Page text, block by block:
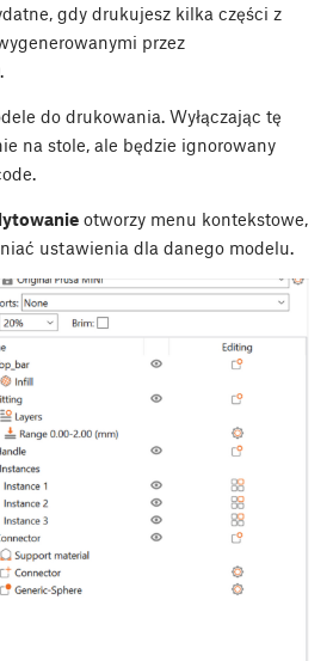
gdy drukujesz kilka części z
przez
do drukowania. Wyłączając tę
na stole, ale będzie ignorowany
otworzy menu kontekstowe,
ustawienia dla danego modelu.